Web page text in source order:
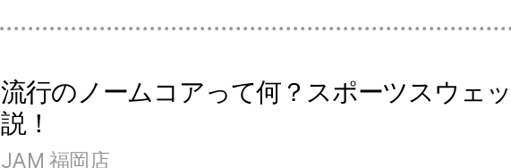
流行のノームコアって何？スポーツスウェ
説！
JAM 福岡店